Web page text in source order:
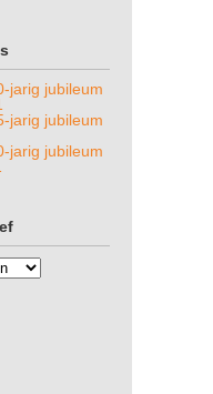
jarig jubileum
jarig jubileum
jarig jubileum